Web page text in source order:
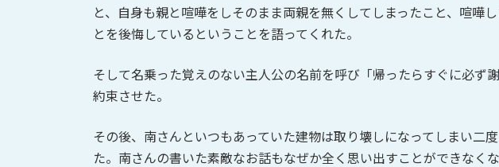
と、自身も親と喧嘩をしそのまま両親を無くしてしまったこと、喧嘩
とを後悔しているということを語ってくれた。
そして名乗った覚えのない主人公の名前を呼び「帰ったらすぐに必ず
約束させた。
その後、南さんといつもあっていた建物は取り壊しになってしまい二
た。南さんの書いた素敵なお話もなぜか全く思い出すことができなくな